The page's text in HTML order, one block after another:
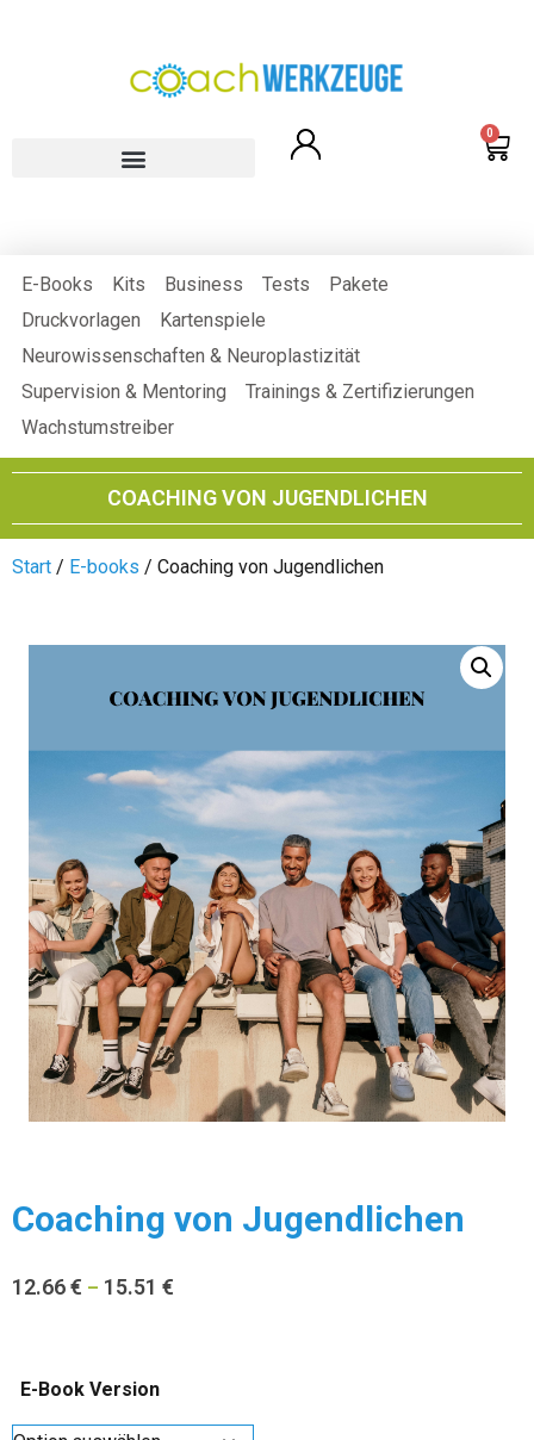
0
E-Books Kits Business Tests
Pakete
Druckvorlagen
Kartenspiele
Neurowissenschaften & Neuroplastizität
Supervision & Mentoring
Trainings & Zertifizierungen
Wachstumstreiber
COACHING VON JUGENDLICHEN
Start / E-books / Coaching von Jugendlichen
Coaching von Jugendlichen
12.66€ – 15.51 €
E-Book Version